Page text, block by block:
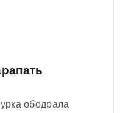
ободрала